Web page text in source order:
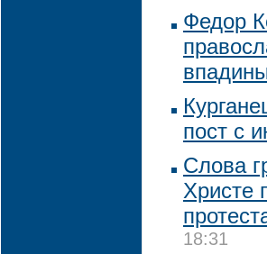
Федор
пост с
Слова
Христе
18:31